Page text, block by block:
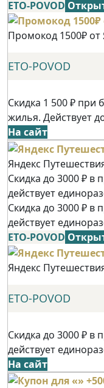
ETO-POVOD
Промокод 1500₽ от
ETO-POVOD
Скидка 1 500 ₽ при
жилья. Действует
На сайт
Яндекс
Скидка до 3000 ₽ в
действует
Скидка до 3000 ₽ в
действует
ETO-POVOD
Яндекс
ETO-POVOD
Скидка до 3000 ₽ в
действует
На сайт